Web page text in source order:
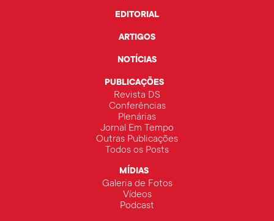
EDITORIAL
ARTIGOS
NOTÍCIAS
PUBLICAÇÕES
Revista DS
Conferências
Plenárias
Jornal Em Tempo
Outras Publicações
Todos os Posts
MÍDIAS
Galeria de Fotos
Vídeos
Podcast